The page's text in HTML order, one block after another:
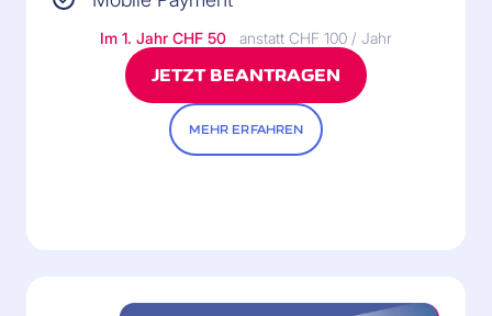
Im 1. Jahr CHF 50 anstatt CHF 100 / Jahr
JETZT BEANTRAGEN
MEHR ERFAHREN